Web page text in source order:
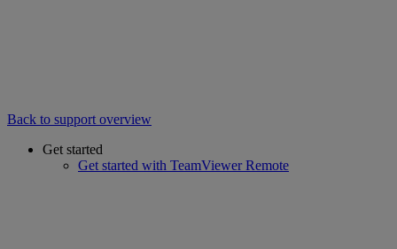
Back to support overview
Get started
Get started with TeamViewer Remote